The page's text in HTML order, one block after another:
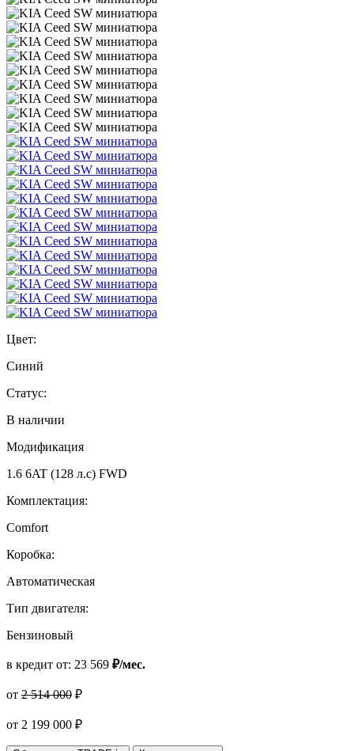
Цвет:
Синий
Статус:
В наличии
Модификация
1.6 6AT (128 л.с) FWD
Комплектация:
Comfort
Коробка:
Автоматическая
Тип двигателя:
Бензиновый
в кредит от: 23 569 ₽/мес.
от 2 514 000 ₽
от 2 199 000 ₽